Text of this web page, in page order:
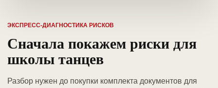
ЭКСПРЕСС-ДИАГНОСТИКА РИСКОВ
Сначала покажем риски для
школы танцев
Разбор нужен до покупки комплекта документов для